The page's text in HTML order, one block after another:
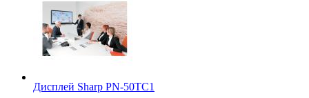
Дисплей Sharp PN-50TC1